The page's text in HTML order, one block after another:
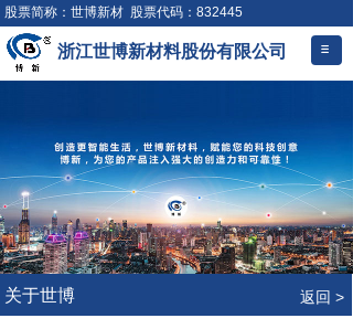
关于世博 返回 >
股票简称：世博新材 股票代码：832445
浙江世博新材料股份有限公司